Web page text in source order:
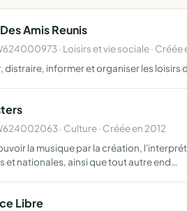
Amis Reunis
· Loisirs et vie sociale · Créée
distraire, informer et organiser les
· Culture · Créée en 2012
la musique par la création,
et nationales, ainsi que tout autre end…
Libre